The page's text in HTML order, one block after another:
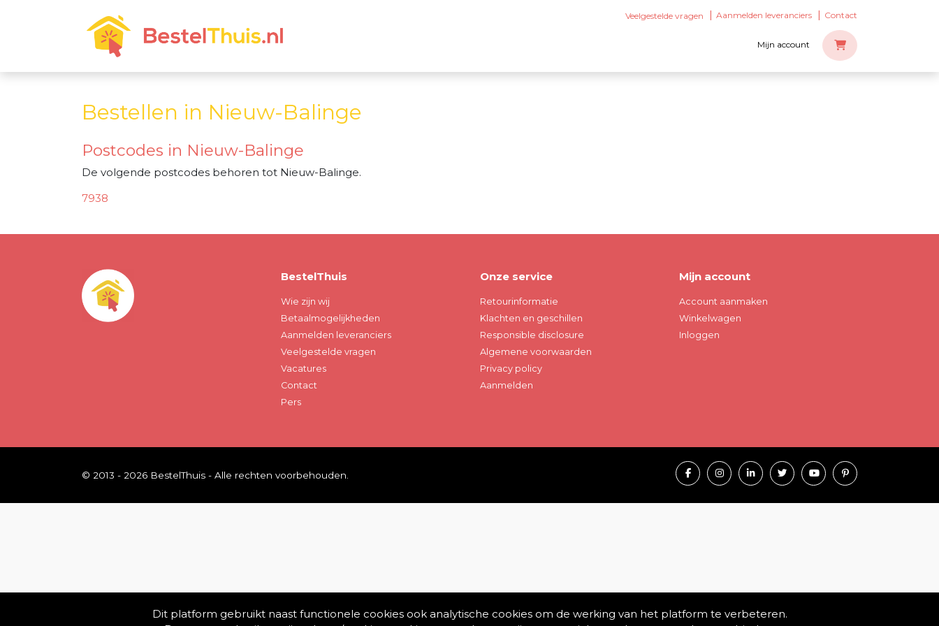
Veelgestelde vragen Aanmelden leveranciers Contact
Mijn account
Bestellen in Nieuw-Balinge
Postcodes in Nieuw-Balinge
De volgende postcodes behoren tot Nieuw-Balinge.
7938
BestelThuis
Wie zijn wij
Betaalmogelijkheden
Aanmelden leveranciers
Veelgestelde vragen
Vacatures
Contact
Pers
Onze service
Retourinformatie
Klachten en geschillen
Responsible disclosure
Algemene voorwaarden
Privacy policy
Aanmelden
Mijn account
Account aanmaken
Winkelwagen
Inloggen
© 2013 - 2026 BestelThuis - Alle rechten voorbehouden.
Dit platform gebruikt naast functionele cookies ook analytische cookies om de werking van het platform te verbeteren.